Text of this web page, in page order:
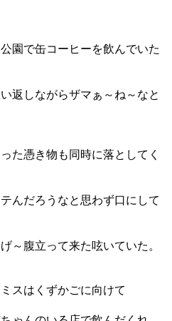
園で缶コーヒーを飲んでいた
返しながらザマぁ～ね～なと
た憑き物も同時に落としてく
んだろうなと思わず口にして
～腹立って来た呟いていた。
スはくずかごに向けて